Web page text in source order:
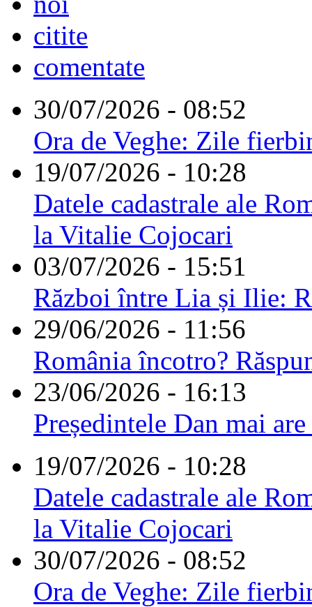
citite
comentate
30/07/2026 - 08:52
Ora de Veghe: Zile
19/07/2026 - 10:28
Datele cadastrale ale
la Vitalie Cojocari
03/07/2026 - 15:51
Război între Lia și Ilie:
29/06/2026 - 11:56
România încotro?
23/06/2026 - 16:13
Președintele Dan mai
19/07/2026 - 10:28
Datele cadastrale ale
la Vitalie Cojocari
30/07/2026 - 08:52
Ora de Veghe: Zile